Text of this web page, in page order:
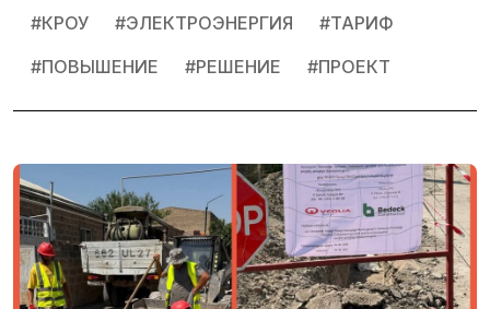
#КРОУ #ЭЛЕКТРОЭНЕРГИЯ #ТАРИФ
#ПОВЫШЕНИЕ #РЕШЕНИЕ #ПРОЕКТ